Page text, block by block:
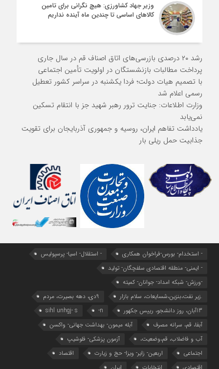
وزیر جهاد کشاورزی: هیچ نگرانی برای تامین
کالاهای اساسی تا چندین ماه آینده نداریم
رشد ۲۰ درصدی بازرسی‌های اتاق اصناف قم در سال جاری
پرداخت مطالبات بازنشستگان در اولویت تأمین اجتماعی
با تصمیم هیات دولت؛ فردا یکشنبه در سراسر کشور تعطیل
رسمی اعلام شد
وزارت اطلاعات: جنایت ترور رهبر شهید جز با انتقام تسکین
نمی‌یابد
یادداشت تفاهم ایران، روسیه و جمهوری آذربایجان برای تقویت
جذابیت حمل ریلی بار
- استخدام- بورس-فراخوان همکاری
- استقلال- اسیا- پرسپولیس
- ایمنی- منطقه اقتصادی سلفچگان- تولید
-ورزش- شبکه امداد- جوانان- کمیته
.زیر نفت،بنزین،شسایعات، سلام بازار
9دی، دهه بصیرت، مردم
13آبان، روز دانشجو، رییس جکهور
n-
sihl unhgj- s
آبفا، قم، سرانه مصرف
آبله میمون- بهداشت جهانی- واکسن
آب و فاضلاب، قم،وضعیت،
آزمون پزشکی- فلوشیپ
اجتماعی
اربعین- زایر- ویزا- حج و زیارت
اقتصاد